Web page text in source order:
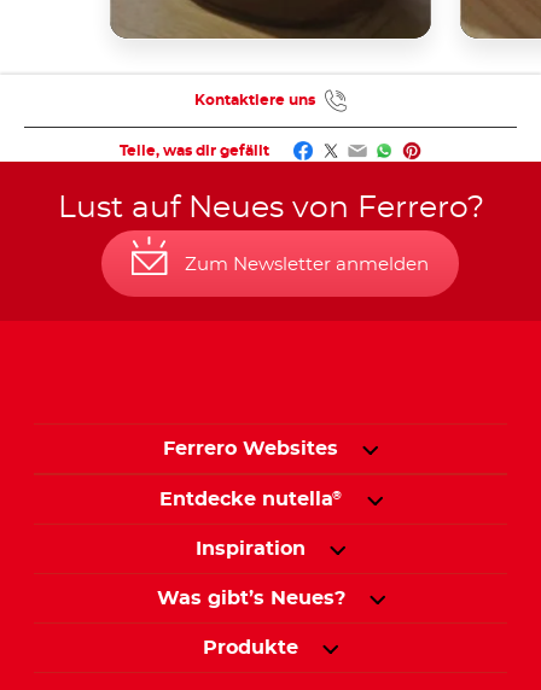
Teile, was dir gefällt Facebook
Twitter
EmailWhatsApp
Pinterest
Kontaktiere uns
Lust auf Neues von Ferrero?
Zum Newsletter anmelden
Ferrero Websites
Entdecke nutella®
Inspiration
Was gibt’s Neues?
Produkte